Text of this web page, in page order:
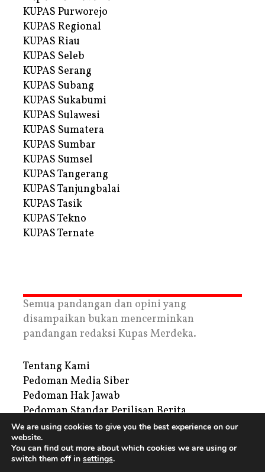
KUPAS Purworejo
KUPAS Regional
KUPAS Riau
KUPAS Seleb
KUPAS Serang
KUPAS Subang
KUPAS Sukabumi
KUPAS Sulawesi
KUPAS Sumatera
KUPAS Sumbar
KUPAS Sumsel
KUPAS Tangerang
KUPAS Tanjungbalai
KUPAS Tasik
KUPAS Tekno
KUPAS Ternate
Semua pandangan dan opini yang
disampaikan bukan mencerminkan
pandangan redaksi Kupas Merdeka.
Tentang Kami
Pedoman Media Siber
Pedoman Hak Jawab
Pedoman Standar Perilisan Berita
Privacy Policy
Periklanan
We are using cookies to give you the best experience on our
website.
You can find out more about which cookies we are using or
switch them off in settings.